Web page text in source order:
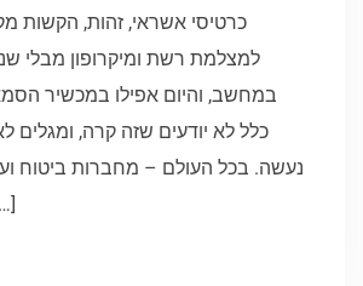
כרטיסי אשראי, זהות, הקשות
למצלמת רשת ומיקרופון מבלי
במחשב, והיום אפילו במכשיר
כלל לא יודעים שזה קרה, ומגלים
נעשה. בכל העולם – מחברות ביטוח
מצויים